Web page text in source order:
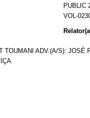
PUBLIC
VOL-
TOUMANI ADV.(A/S): JOSÉ